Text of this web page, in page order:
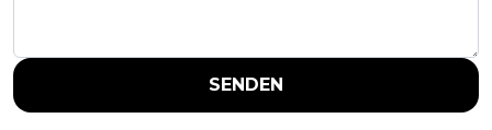
SENDEN